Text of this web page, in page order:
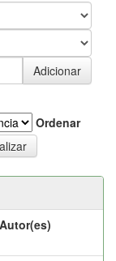
Ordenar
Autor(es)